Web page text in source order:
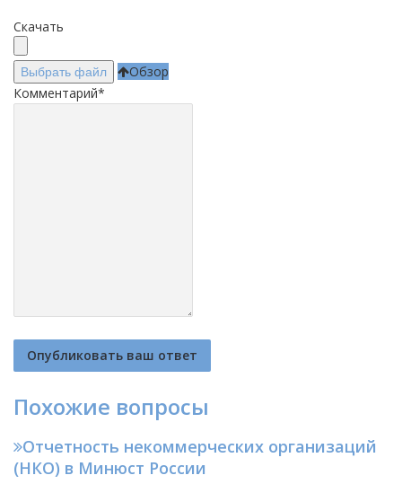
Скачать
Выбрать файл
Обзор
Комментарий*
Похожие вопросы
Отчетность некоммерческих организаций
(НКО) в Минюст России